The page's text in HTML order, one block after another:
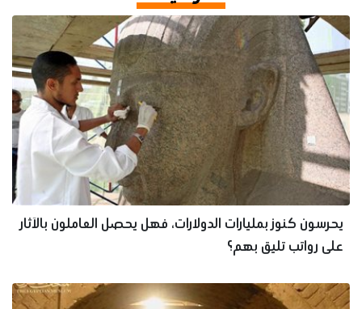
يحرسون كنوز بمليارات الدولارات، فهل يحصل العاملون بالآثار
على رواتب تليق بهم؟